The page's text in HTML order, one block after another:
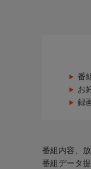
番
お
録
番組内容、
番組データ